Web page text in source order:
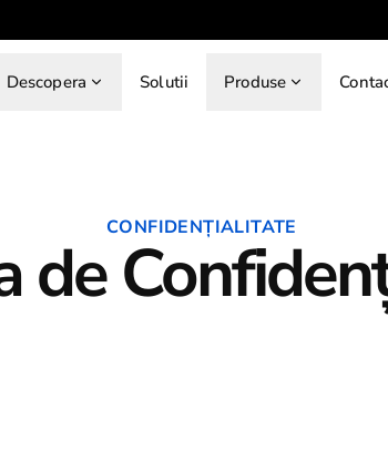
Descopera Solutii Produse
CONFIDENȚIALITATE
de